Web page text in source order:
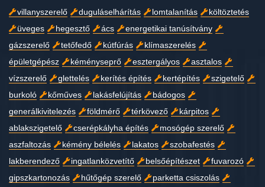
villanyszerelő duguláselhárítás lomtalanítás
költöztetés
üveges
hegesztő ács
energetikai tanúsítvány
gázszerelő
tetőfedő kútfúrás
klímaszerelés
épületgépész
kéményseprő esztergályos
asztalos
vízszerelő
glettelés kerítés építés kertépítés
szigetelő
burkoló
kőműves lakásfelújítás
bádogos
generálkivitelezés
földmérő térkövező
kárpitos
ablakszigetelő
cserépkályha építés
mosógép szerelő
aszfaltozás
kémény bélelés lakatos
szobafestés
lakberendező
ingatlanközvetítő belsőépítészet
fuvarozó
gipszkartonozás
hűtőgép szerelő
parketta csiszolás